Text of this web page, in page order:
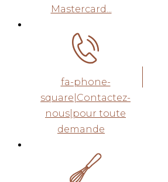
Mastercard...
fa-phone-
square|Contactez-
nous|pour toute
demande